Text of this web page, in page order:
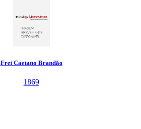
Frei Caetano Brandão
1869